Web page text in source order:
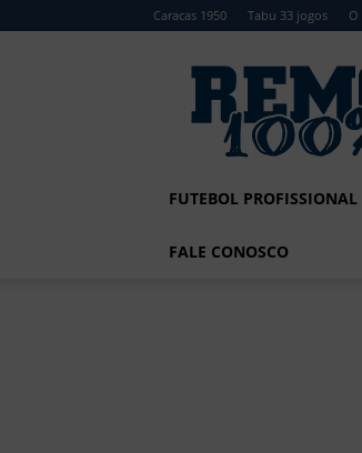
Caracas 1950 Tabu 33 jogos
FUTEBOL PROFISSIONAL
FALE CONOSCO